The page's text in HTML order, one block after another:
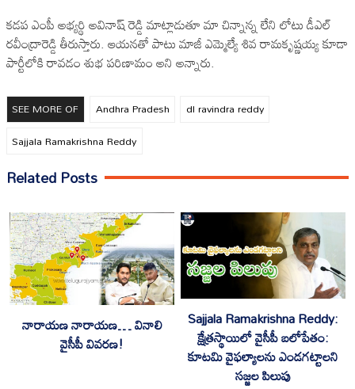
కడప ఎంపీ అభ్యర్థి అవినాష్‌ రెడ్డి మాట్లాడుతూ మా చిన్నాన్న లేని లోటు డీఎల్‌
రవీంద్రారెడ్డి తీరుస్తారు. ఆయనతో పాటు మాజీ ఎమ్మెల్యే శివ రామకృష్ణయ్య కూడా
పార్టీలోకి రావడం శుభ పరిణామం అని అన్నారు.
SEE MORE OF Andhra Pradesh
dl ravindra reddy
Sajjala Ramakrishna Reddy
Related Posts
నారాయణ నారాయణ… వినాలి
వైసీపీ వివరణ!
Sajjala Ramakrishna Reddy:
క్షేత్రస్థాయిలో వైసీపీ బలోపేతం:
కూటమి వైఫల్యాలను ఎండగట్టాలని
సజ్జల పిలుపు